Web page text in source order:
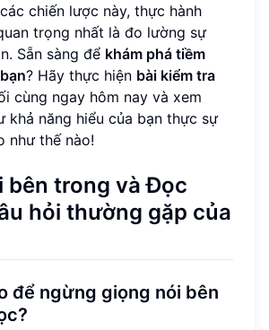
chiến lược này, thực hành
trọng nhất là đo lường sự
Sẵn sàng để khám phá tiềm
? Hãy thực hiện bài kiểm tra
cùng ngay hôm nay và xem
khả năng hiểu của bạn thực sự
như thế nào!
bên trong và Đọc
hỏi thường gặp của
để ngừng giọng nói bên